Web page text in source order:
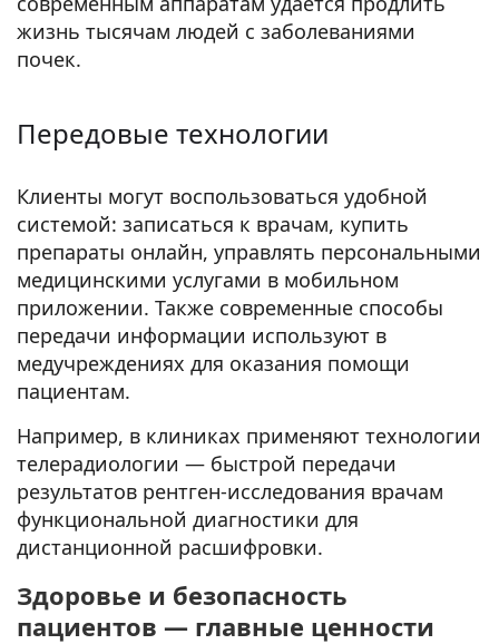
жизнь тысячам людей с заболеваниями
почек.
Передовые технологии
Клиенты могут воспользоваться удобной
системой: записаться к врачам, купить
препараты онлайн, управлять персональными
медицинскими услугами в мобильном
приложении. Также современные способы
передачи информации используют в
медучреждениях для оказания помощи
пациентам.
Например, в клиниках применяют технологии
телерадиологии — быстрой передачи
результатов рентген-исследования врачам
функциональной диагностики для
дистанционной расшифровки.
Здоровье и безопасность
пациентов — главные ценности